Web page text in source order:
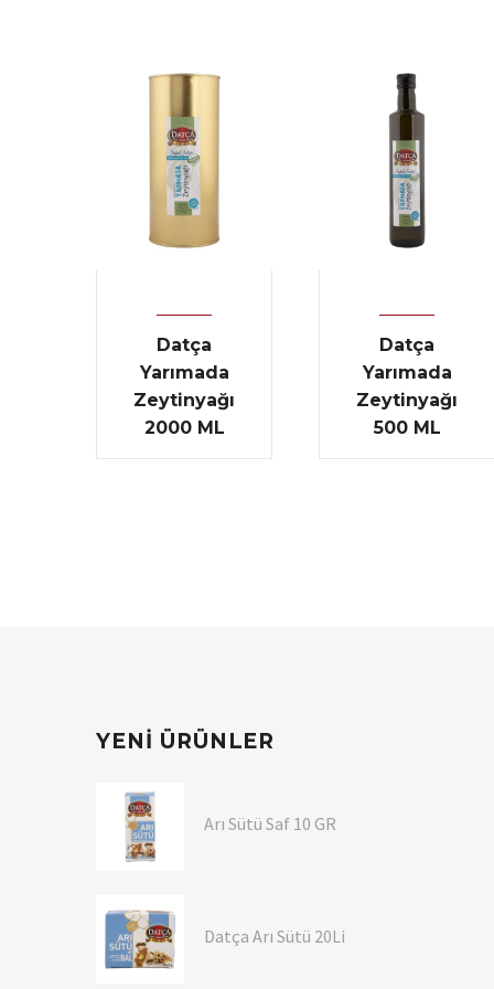
Datça
Yarımada
Zeytinyağı
2000 ML
Datça
Yarımada
Zeytinyağı
500 ML
YENI ÜRÜNLER
Arı Sütü Saf 10 GR
Datça Arı Sütü 20Li